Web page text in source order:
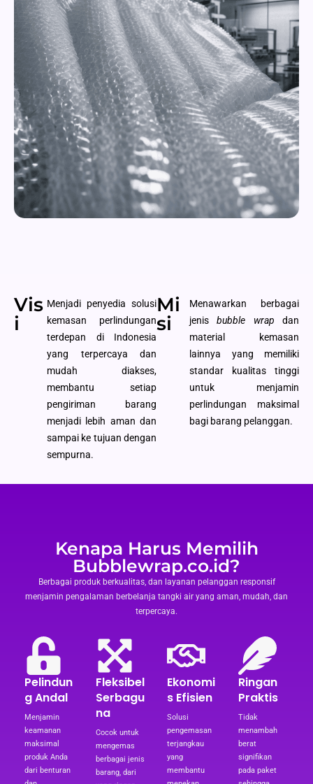
Vis
i
Menjadi penyedia solusi
kemasan perlindungan
terdepan di Indonesia
yang terpercaya dan
mudah diakses,
membantu setiap
pengiriman barang
menjadi lebih aman dan
sampai ke tujuan dengan
sempurna.
Mi
si
Menawarkan berbagai
jenisbubble wrap dan
material kemasan
lainnya yang memiliki
standar kualitas tinggi
untuk menjamin
perlindungan maksimal
bagi barang pelanggan.
Kenapa Harus Memilih
Bubblewrap.co.id?
Berbagai produk berkualitas, dan layanan pelanggan responsif
menjamin pengalaman berbelanja tangki air yang aman, mudah, dan
terpercaya.
Pelindun
g Andal
Menjamin
keamanan
maksimal
produk Anda
dari benturan
Fleksibel
Serbagu
na
Cocok untuk
mengemas
berbagai jenis
barang, dari
Ekonomi
s Efisien
Solusi
pengemasan
terjangkau
yang
membantu
Ringan
Praktis
Tidak
menambah
berat
signifikan
pada paket